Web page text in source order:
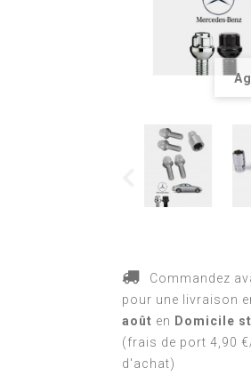
Commandez
pour une livraison
août en Domicile
(frais de port 4,90
d'achat)